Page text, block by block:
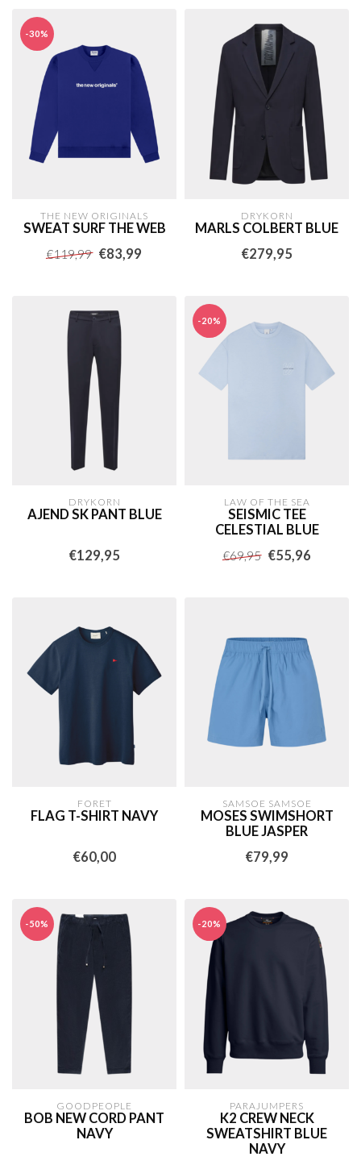
-30%
THE NEW ORIGINALS
SWEAT SURF THE WEB
€119,99 €83,99
DRYKORN
MARLS COLBERT BLUE
€279,95
DRYKORN
AJEND SK PANT BLUE
€129,95
-20%
LAW OF THE SEA
SEISMIC TEE
CELESTIAL BLUE
€69,95 €55,96
FORET
FLAG T-SHIRT NAVY
€60,00
SAMSOE SAMSOE
MOSES SWIMSHORT
BLUE JASPER
€79,99
-50%
GOODPEOPLE
BOB NEW CORD PANT
NAVY
-20%
PARAJUMPERS
K2 CREW NECK
SWEATSHIRT BLUE
NAVY